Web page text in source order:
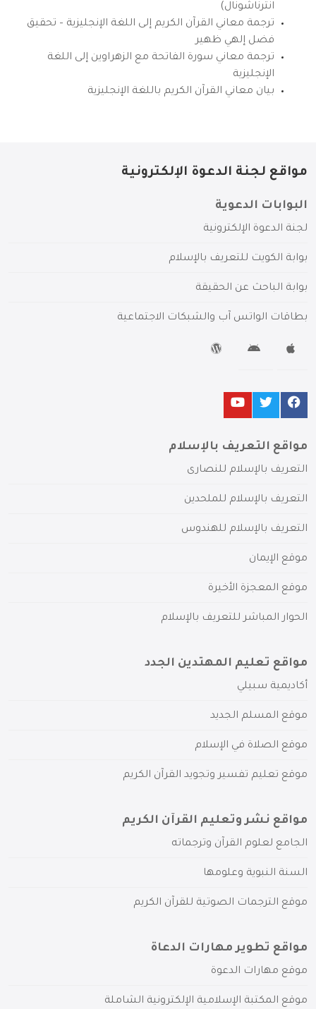
انترناشونال)
ترجمة معاني القرآن الكريم إلى اللغة الإنجليزية – تحقيق
فضل إلهي ظهير
ترجمة معاني سورة الفاتحة مع الزهراوين إلى اللغة
الإنجليزية
بيان معاني القرآن الكريم باللغة الإنجليزية
مواقع لجنة الدعوة الإلكترونية
البوابات الدعوية
لجنة الدعوة الإلكترونية
بوابة الكويت للتعريف بالإسلام
بوابة الباحث عن الحقيقة
بطاقات الواتس آب والشبكات الاجتماعية
مواقع التعريف بالإسلام
التعريف بالإسلام للنصارى
التعريف بالإسلام للملحدين
التعريف بالإسلام للهندوس
موقع الإيمان
موقع المعجزة الأخيرة
الحوار المباشر للتعريف بالإسلام
مواقع تعليم المهتدين الجدد
أكاديمية سبيلي
موقع المسلم الجديد
موقع الصلاة في الإسلام
موقع تعليم تفسير وتجويد القرآن الكريم
مواقع نشر وتعليم القرآن الكريم
الجامع لعلوم القرآن وترجماته
السنة النبوية وعلومها
موقع الترجمات الصوتية للقرآن الكريم
مواقع تطوير مهارات الدعاة
موقع مهارات الدعوة
موقع المكتبة الإسلامية الإلكترونية الشاملة